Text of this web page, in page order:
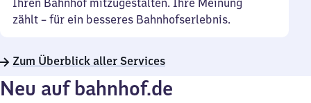
Ihren Bahnhof mitzugestalten. Ihre Meinung
zählt – für ein besseres Bahnhofserlebnis.
Zum Überblick aller Services
Neu auf bahnhof.de